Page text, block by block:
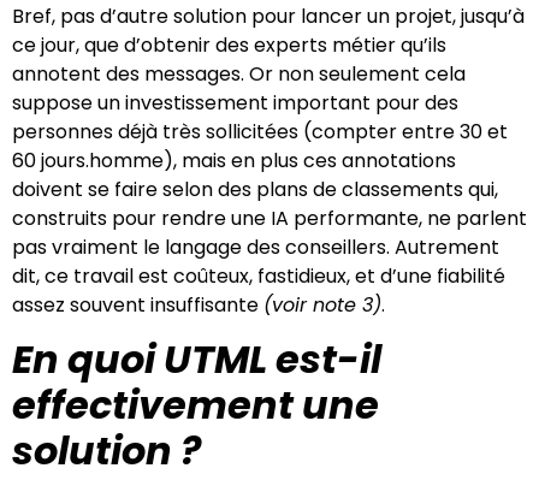
Bref, pas d’autre solution pour lancer un projet, jusqu’à
ce jour, que d’obtenir des experts métier qu’ils
annotent des messages. Or non seulement cela
suppose un investissement important pour des
personnes déjà très sollicitées (compter entre 30 et
60 jours.homme), mais en plus ces annotations
doivent se faire selon des plans de classements qui,
construits pour rendre une IA performante, ne parlent
pas vraiment le langage des conseillers. Autrement
dit, ce travail est coûteux, fastidieux, et d’une fiabilité
assez souvent insuffisante (voir note 3).
En quoi UTML est-il
effectivement une
solution ?